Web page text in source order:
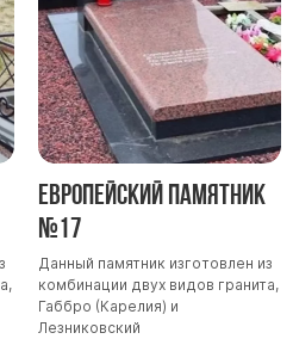
Европейский памятник
№17
Данный памятник изготовлен из
комбинации двух видов гранита,
Габбро (Карелия) и
Лезниковский